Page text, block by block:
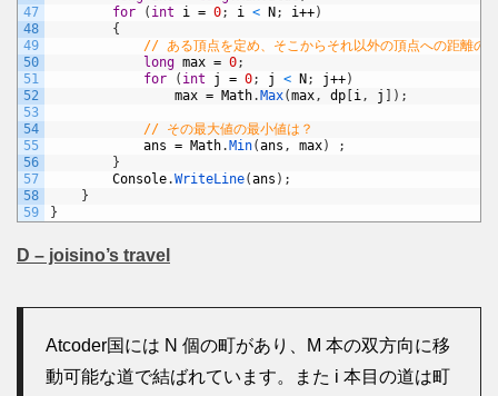
47
48
49
50
51
52
53
54
55
56
57
58
59
for
( int i = 0; i < N ; i++)
{
// ある頂点を定め、そこからそれ以外の頂点への距離の
long max = 0;
for
( int j = 0; j < N ; j++)
max = Math. Max(max, dp i, j ) ;
// その最大値の最小値は？
ans = Math. Min(ans , max)
;
}
Console.WriteLine(ans ) ;
}
}
D – joisino’s travel
Atcoder国には N 個の町があり、M 本の双方向に移
動可能な道で結ばれています。また i 本目の道は町